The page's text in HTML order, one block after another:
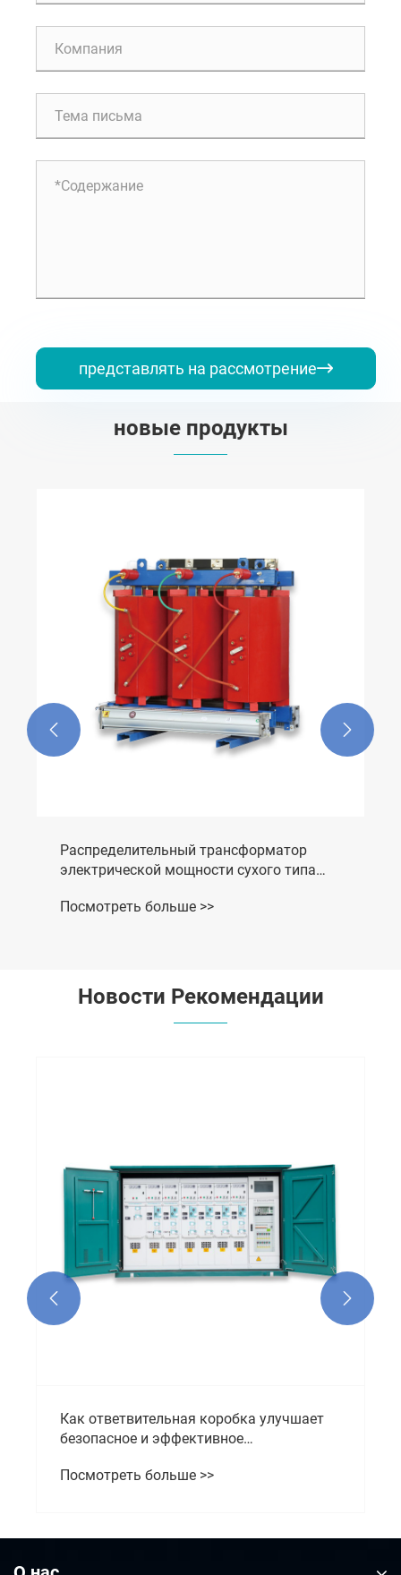
представлять на рассмотрение
новые продукты
автоматический выключатель на столбе
Посмотреть больше >>
 
Новости Рекомендации
Посмотреть больше >>
 